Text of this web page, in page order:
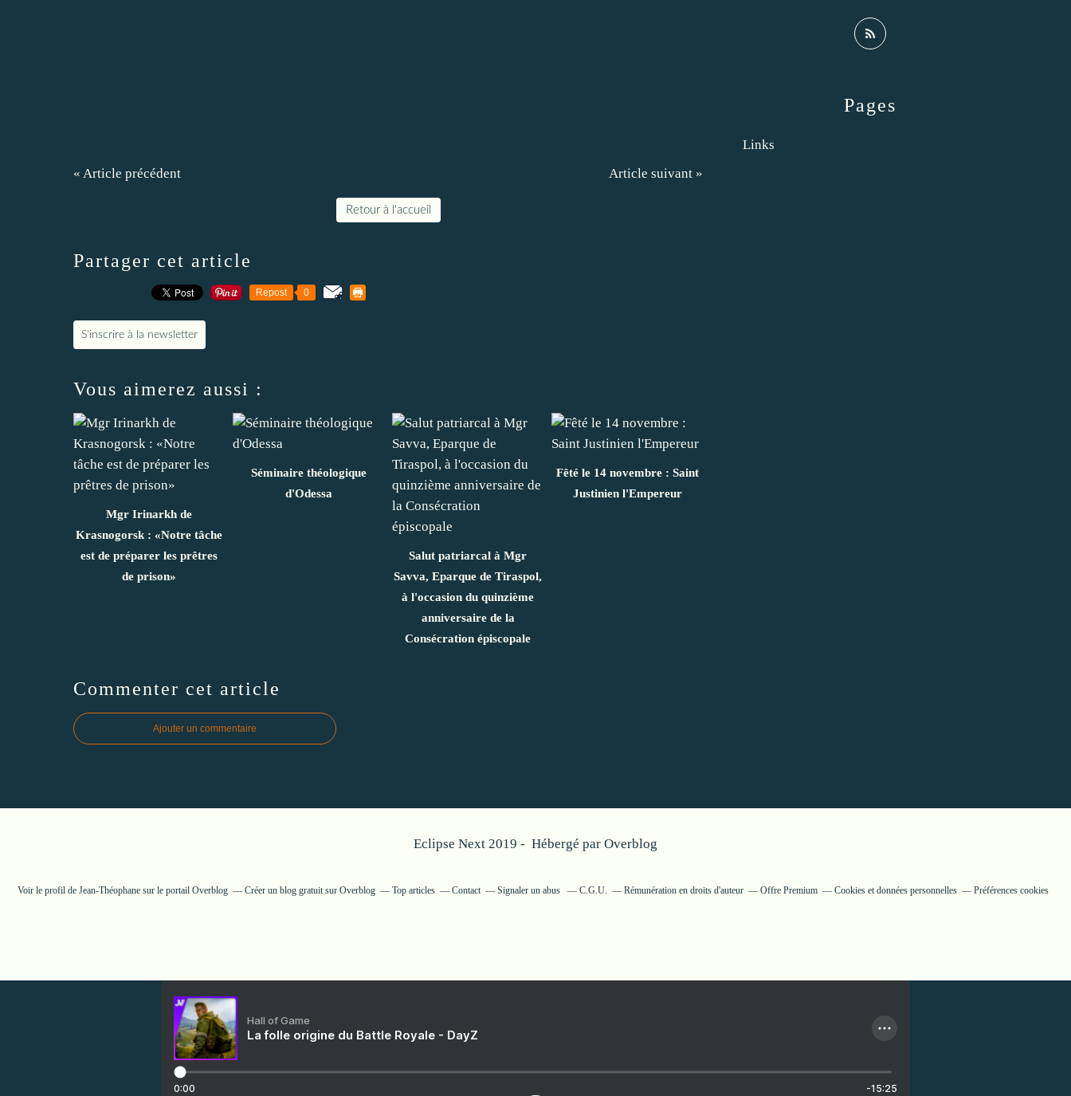
« Article précédent Article suivant »
Retour à l'accueil
Partager cet article
Repost 0
S'inscrire à la newsletter
Vous aimerez aussi :
Mgr Irinarkh de
Krasnogorsk : «Notre tâche
est de préparer les prêtres
de prison»
Séminaire théologique
d'Odessa
Salut patriarcal à Mgr
Savva, Eparque de Tiraspol,
à l'occasion du quinzième
anniversaire de la
Consécration épiscopale
Fêté le 14 novembre : Saint
Justinien l'Empereur
Commenter cet article
Ajouter un commentaire
Pages
Links
Eclipse Next 2019 - Hébergé par Overblog
Voir le profil de Jean-Théophane sur le portail Overblog Créer un blog gratuit sur Overblog Top articles Contact Signaler un abus C.G.U. Rémunération en droits d'auteur Offre Premium Cookies et données personnelles Préférences cookies
Hall of Game
La folle origine du Battle Royale - DayZ
0:00 -15:25